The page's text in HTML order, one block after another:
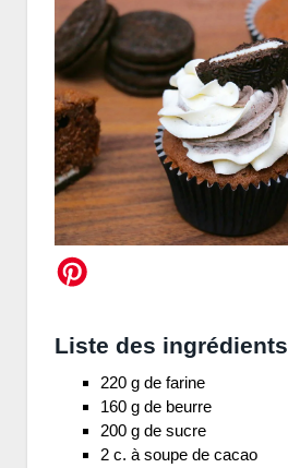
Liste des ingrédients
220 g de farine
160 g de beurre
200 g de sucre
2 c. à soupe de cacao